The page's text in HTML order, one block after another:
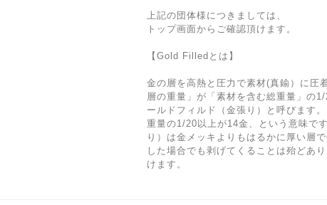
上記の団体様につきましては、
トップ画面からご確認頂けます。
【Gold Filledとは】
金の層を高熱と圧力で素材(真鍮）に圧
層の重量」が「素材を含む総重量」の
ールドフィルド（金張り）と呼びます
重量の1/20以上が14金、という意味で
り）は金メッキよりもはるかに厚い層
した場合でも剥げてくることは殆どあ
けます。